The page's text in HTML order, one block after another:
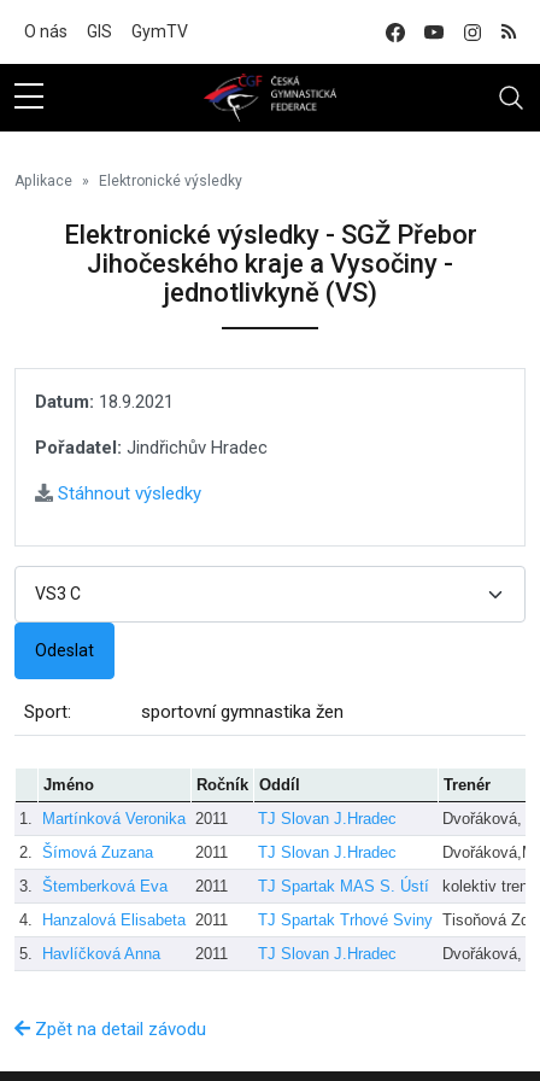
O nás GIS GymTV
Aplikace Elektronické výsledky
Elektronické výsledky - SGŽ Přebor
Jihočeského kraje a Vysočiny -
jednotlivkyně (VS)
Datum: 18.9.2021
Pořadatel: Jindřichův Hradec
Stáhnout výsledky
Sport: sportovní gymnastika žen
Jméno Ročník Oddíl
Trenér
1.
Martínková Veronika 2011 TJ Slovan J.Hradec
Dvořáková,
2. Šímová Zuzana 2011 TJ Slovan J.Hradec
3. Štemberková Eva 2011 TJ Spartak MAS S. Ústí
kolektiv
4.
Hanzalová Elisabeta 2011 TJ Spartak Trhové Sviny Tisoňová
5.
Havlíčková Anna 2011 TJ Slovan J.Hradec Dvořáková,
Zpět na detail závodu